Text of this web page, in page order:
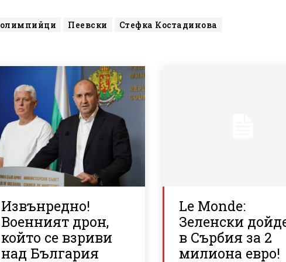
олимпийци Пеевски Стефка Костадинова
Извънредно!
Военният дрон,
който се взриви
над България
Le Monde:
Зеленски
в Сърбия за 2
милиона евро!